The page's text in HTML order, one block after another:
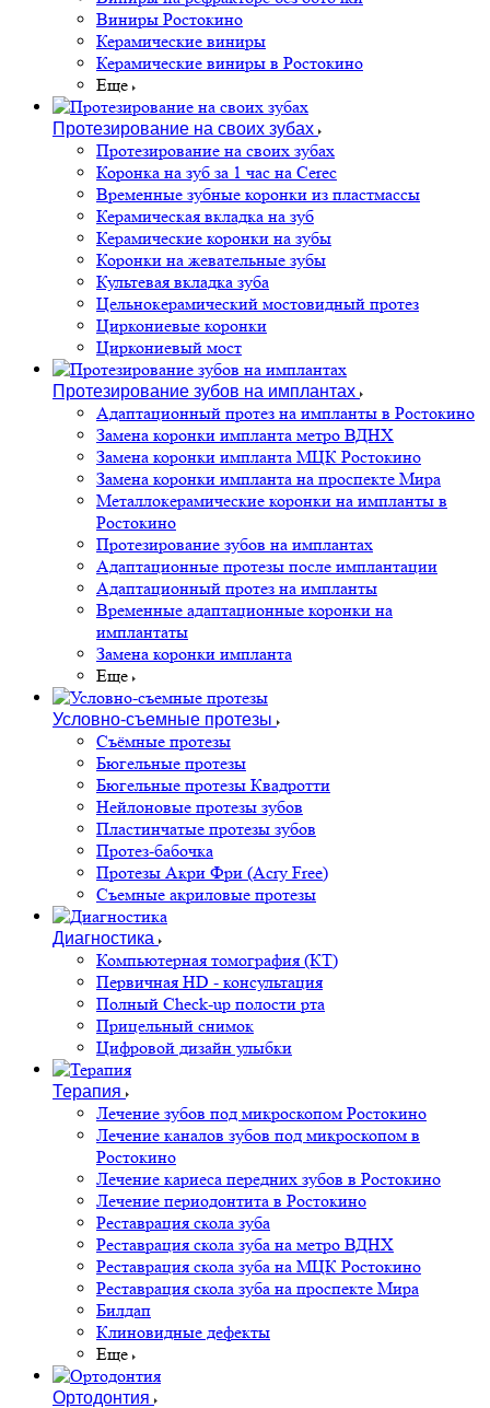
Виниры Ростокино
Керамические виниры
Керамические виниры в Ростокино
Еще
Протезирование на своих зубах
Протезирование на своих зубах
Коронка на зуб за 1 час на Cerec
Временные зубные коронки из пластмассы
Керамическая вкладка на зуб
Керамические коронки на зубы
Коронки на жевательные зубы
Культевая вкладка зуба
Цельнокерамический мостовидный протез
Циркониевые коронки
Циркониевый мост
Протезирование зубов на имплантах
Адаптационный протез на импланты в Ростокино
Замена коронки импланта метро ВДНХ
Замена коронки импланта МЦК Ростокино
Замена коронки импланта на проспекте Мира
Металлокерамические коронки на импланты в
Ростокино
Протезирование зубов на имплантах
Адаптационные протезы после имплантации
Адаптационный протез на импланты
Временные адаптационные коронки на
имплантаты
Замена коронки импланта
Еще
Условно-съемные протезы
Съёмные протезы
Бюгельные протезы
Бюгельные протезы Квадротти
Нейлоновые протезы зубов
Пластинчатые протезы зубов
Протез-бабочка
Протезы Акри Фри (Acry Free)
Съемные акриловые протезы
Диагностика
Компьютерная томография (КТ)
Первичная HD - консультация
Полный Check-up полости рта
Прицельный снимок
Цифровой дизайн улыбки
Терапия
Лечение зубов под микроскопом Ростокино
Лечение каналов зубов под микроскопом в
Ростокино
Лечение кариеса передних зубов в Ростокино
Лечение периодонтита в Ростокино
Реставрация скола зуба
Реставрация скола зуба на метро ВДНХ
Реставрация скола зуба на МЦК Ростокино
Реставрация скола зуба на проспекте Мира
Билдап
Клиновидные дефекты
Еще
Ортодонтия